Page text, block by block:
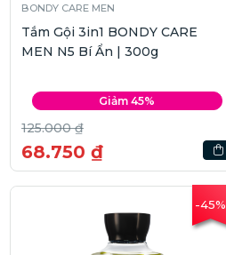
BONDY CARE MEN
Tắm Gội 3in1 BONDY CARE
MEN N5 Bí Ẩn | 300g
Giảm 45%
125.000 ₫
68.750 ₫
-45%